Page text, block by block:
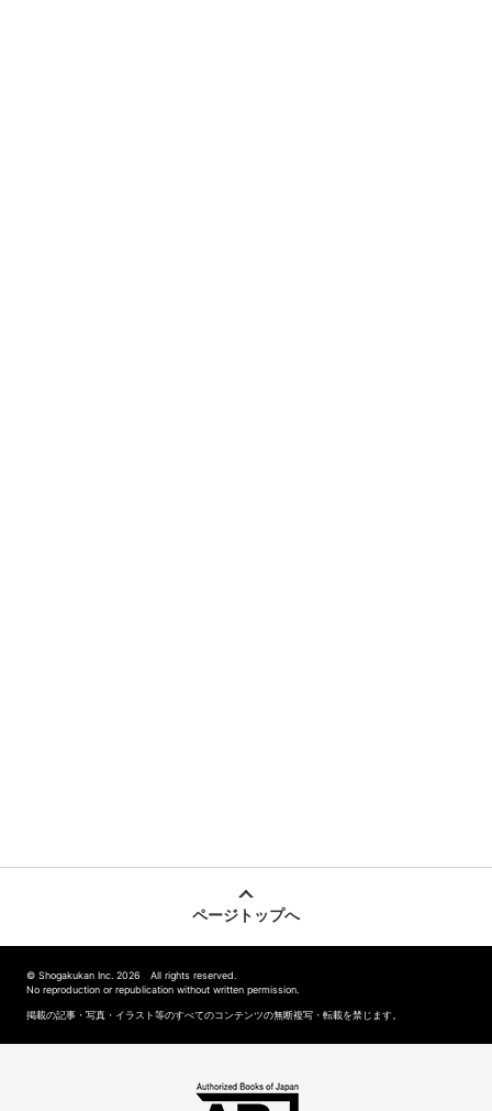
ページトップへ
© Shogakukan Inc. 2026 All rights reserved.
No reproduction or republication without written permission.
掲載の記事・写真・イラスト等のすべてのコンテンツの無断複写・転載を禁じます。